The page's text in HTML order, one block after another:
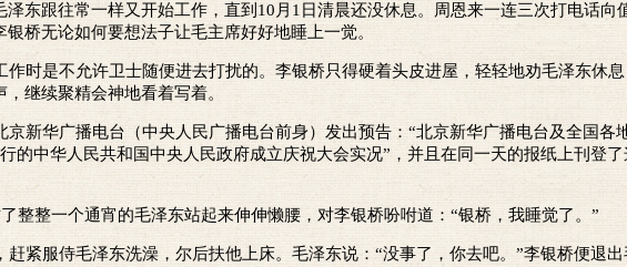
泽东跟往常一样又开始工作，直到10月1日清晨还没休息。周恩来一连三次打电话向
银桥无论如何要想法子让毛主席好好地睡上一觉。
时是不允许卫士随便进去打扰的。李银桥只得硬着头皮进屋，轻轻地劝毛泽东休
继续聚精会神地看着写着。
新华广播电台（中央人民广播电台前身）发出预告：“北京新华广播电台及全国各
的中华人民共和国中央人民政府成立庆祝大会实况”，并且在同一天的报纸上刊登
整整一个通宵的毛泽东站起来伸伸懒腰，对李银桥吩咐道：“银桥，我睡觉了。”
紧服侍毛泽东洗澡，尔后扶他上床。毛泽东说：“没事了，你去吧。”李银桥便退